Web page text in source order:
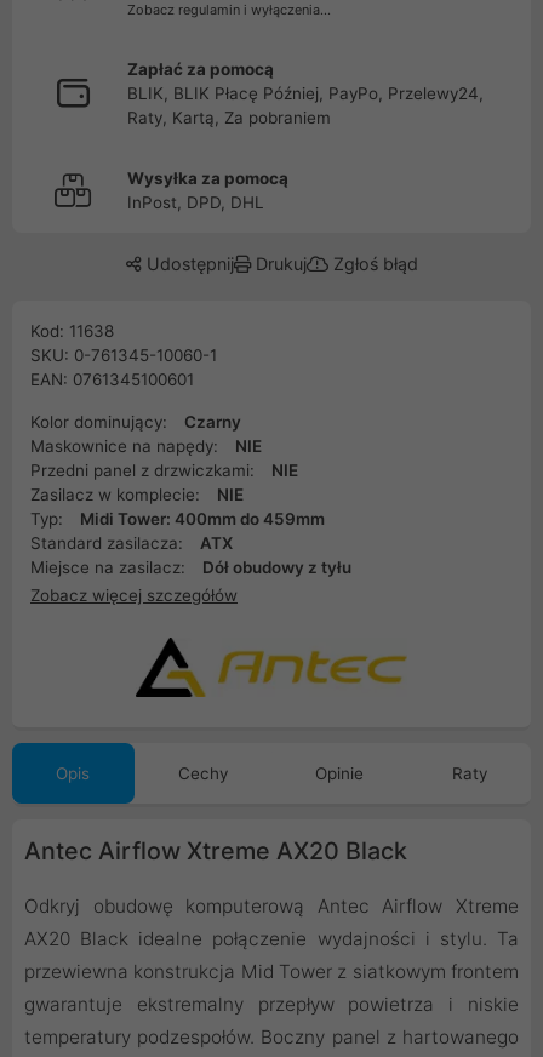
Zobacz regulamin i wyłączenia...
Zapłać za pomocą
BLIK, BLIK Płacę Później, PayPo, Przelewy24,
Raty, Kartą, Za pobraniem
Wysyłka za pomocą
InPost, DPD, DHL
Udostępnij Drukuj Zgłoś błąd
Kod: 11638
SKU: 0-761345-10060-1
EAN: 0761345100601
Kolor dominujący:
Czarny
Maskownice na napędy:
NIE
Przedni panel z drzwiczkami:
NIE
Zasilacz w komplecie:
NIE
Typ:
Midi Tower: 400mm do 459mm
Standard zasilacza:
ATX
Miejsce na zasilacz:
Dół obudowy z tyłu
Zobacz więcej szczegółów
Opis Cechy Opinie Raty
Antec Airflow Xtreme AX20 Black
Odkryj obudowę komputerową Antec Airflow Xtreme
AX20 Black idealne połączenie wydajności i stylu. Ta
przewiewna konstrukcja Mid Tower z siatkowym frontem
gwarantuje ekstremalny przepływ powietrza i niskie
temperatury podzespołów. Boczny panel z hartowanego